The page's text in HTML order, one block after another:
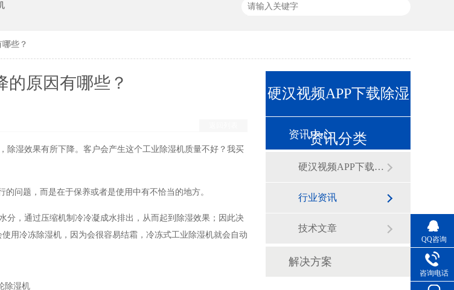
些？
的原因有哪些？
除湿效果有所下降。客户会产生这个工业除湿机质量不好？我买
问题，而是在于保养或者是使用中有不恰当的地方。
分，通过压缩机制冷冷凝成水排出，从而起到除湿效果；因此决
用冷冻除湿机，因为会很容易结霜，冷冻式工业除湿机就会自动
硬汉视频APP下载除湿
资讯分类
资讯中心
硬汉视频APP下载泰动态
行业资讯
技术文章
解决方案
QQ咨询
咨询电话